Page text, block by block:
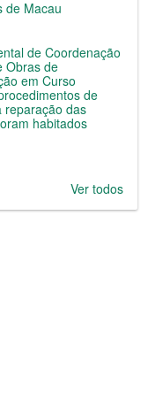
de Macau
de Coordenação
Obras de
em Curso
de
reparação das
habitados
Ver todos